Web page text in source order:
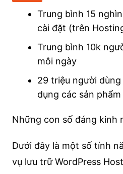
Trung bình 15
cài đặt (trên
Trung bình 10k
mỗi ngày
29 triệu người
dụng các sản
Những con số đáng kinh
Dưới đây là một số tính
vụ lưu trữ WordPress